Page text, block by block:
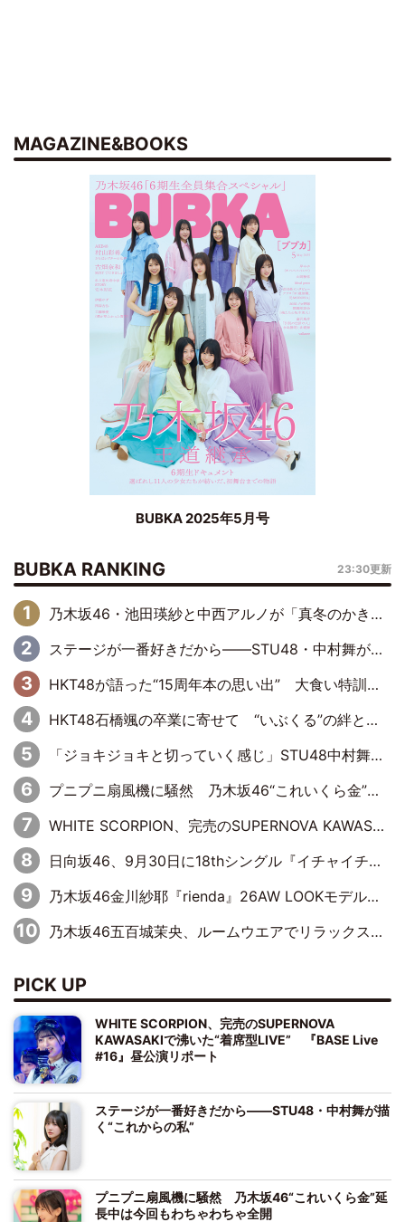
MAGAZINE&BOOKS
BUBKA 2025年5月号
BUBKA RANKING 23:30更新
乃木坂46・池田瑛紗と中西アルノが「真冬のかき氷」騒動で火花散らす！ 因縁の裏にあるのは、逆境をともに“凌”ぐ似た者同士の絆
ステージが一番好きだから――STU48・中村舞が描く“これからの私”
HKT48が語った“15周年本の思い出” 大食い特訓・守護霊企画・制服グラビア…盛りだくさんの裏話
HKT48石橋颯の卒業に寄せて “いぶくる”の絆と後輩・龍頭綺音の決意
「ジョキジョキと切っていく感じ」STU48中村舞、新しい挑戦は自らの手で
プニプニ扇風機に騒然 乃木坂46“これいくら金”延長中は今回もわちゃわちゃ全開
WHITE SCORPION、完売のSUPERNOVA KAWASAKIで沸いた“着席型LIVE” 『BASE Live #16』昼公演リポート
日向坂46、9月30日に18thシングル『イチャイチャ虫』の発売決定！ フォーメーションは『日向坂で会いましょう』にて発表
乃木坂46金川紗耶『rienda』26AW LOOKモデルに就任
乃木坂46五百城茉央、ルームウエアでリラックス「今回のグラビアを見て成長を感じていただけるとうれしい」
PICK UP
WHITE SCORPION、完売のSUPERNOVA
KAWASAKIで沸いた“着席型LIVE” 『BASE Live
#16』昼公演リポート
ステージが一番好きだから――STU48・中村舞が描
く“これからの私”
プニプニ扇風機に騒然 乃木坂46“これいくら金”延
長中は今回もわちゃわちゃ全開